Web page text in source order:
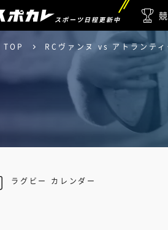
スポーツ日程更新中
TOP RCヴァンヌ vs アトランテ
ラグビー カレンダー